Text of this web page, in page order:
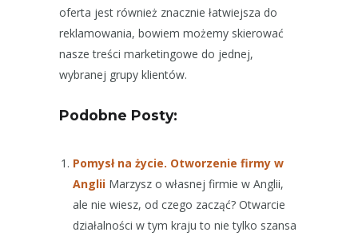
oferta jest również znacznie łatwiejsza do
reklamowania, bowiem możemy skierować
nasze treści marketingowe do jednej,
wybranej grupy klientów.
Podobne Posty:
Pomysł na życie. Otworzenie firmy w
Anglii Marzysz o własnej firmie w Anglii,
ale nie wiesz, od czego zacząć? Otwarcie
działalności w tym kraju to nie tylko szansa